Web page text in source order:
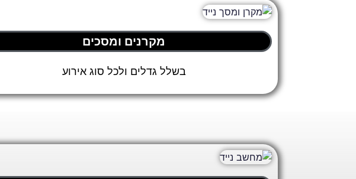
מקרנים ומסכים
בשלל גדלים ולכל סוג אירוע